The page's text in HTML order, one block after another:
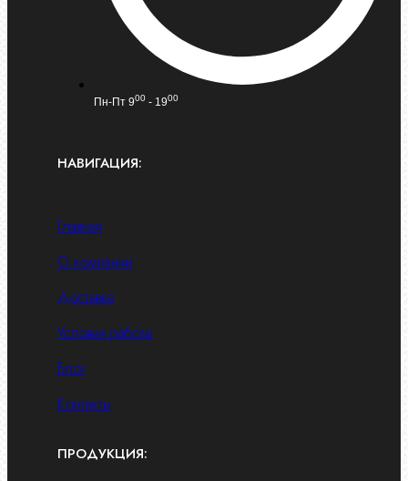
Пн-Пт 900 - 1900
НАВИГАЦИЯ:
Главная
О компании
Доставка
Условия работы
Блог
Контакты
ПРОДУКЦИЯ: